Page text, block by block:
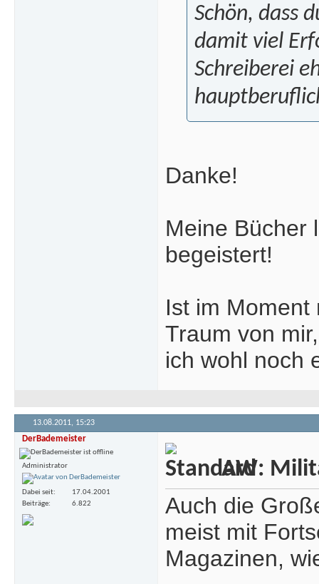
Schön, dass
damit viel
Schreiberei
Danke!
Meine Bücher
begeistert!
Ist im
Traum von
ich wohl noch
13.08.2011, 15:23
DerBademeister
Administrator
Dabei seit
17.04.2001
Beiträge
6.822
AW:
Auch die
meist mit
Magazinen,